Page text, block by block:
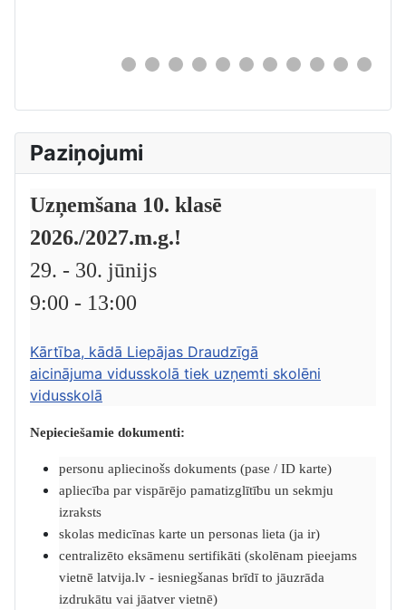
Paziņojumi
Uzņemšana 10. klasē
2026./2027.m.g.!
29. - 30. jūnijs
9:00 - 13:00
Kārtība, kādā Liepājas Draudzīgā
aicinājuma vidusskolā tiek uzņemti skolēni
vidusskolā
Nepieciešamie dokumenti:
personu apliecinošs dokuments (pase / ID karte)
apliecība par vispārējo pamatizglītību un sekmju
izraksts
skolas medicīnas karte un personas lieta (ja ir)
centralizēto eksāmenu sertifikāti (skolēnam pieejams
vietnē latvija.lv - iesniegšanas brīdī to jāuzrāda
izdrukātu vai jāatver vietnē)